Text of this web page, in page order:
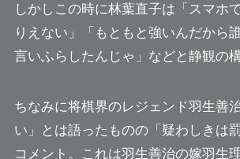
しかしこの時に林葉直子は「スマホ
りえない」「もともと強いんだから
言いふらしたんじゃ」などと静観の
ちなみに将棋界のレジェンド羽生善
い」とは語ったものの「疑わしきは
コメント。これは羽生善治の嫁羽生